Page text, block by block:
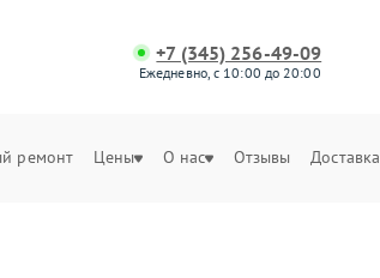
+7 (345) 256-49-09
Ежедневно, с 10:00 до 20:00
ремонт Цены О нас Отзывы Доставка